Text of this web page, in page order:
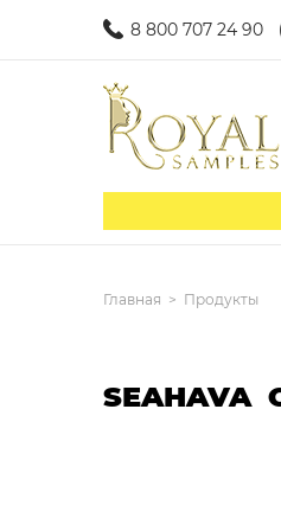
8 800 707 24 90
Главная Продукты